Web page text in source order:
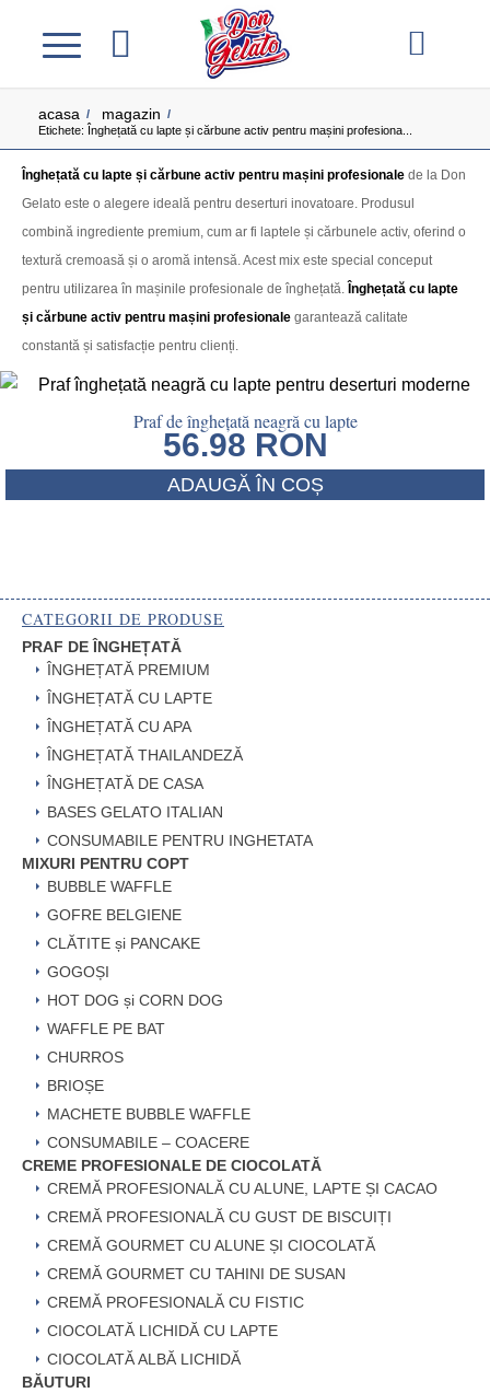
acasa / magazin /
Etichete: Înghețată cu lapte și cărbune activ pentru mașini profesiona...
Înghețată cu lapte și cărbune activ pentru mașini profesionale de la Don
Gelato este o alegere ideală pentru deserturi inovatoare. Produsul
combină ingrediente premium, cum ar fi laptele și cărbunele activ, oferind o
textură cremoasă și o aromă intensă. Acest mix este special conceput
pentru utilizarea în mașinile profesionale de înghețată. Înghețată cu lapte
și cărbune activ pentru mașini profesionale garantează calitate
constantă și satisfacție pentru clienți.
Praf de înghețată neagră cu lapte
56.98 RON
ADAUGĂ ÎN COȘ
CATEGORII DE PRODUSE
PRAF DE ÎNGHEȚATĂ
ÎNGHEȚATĂ PREMIUM
ÎNGHEȚATĂ CU LAPTE
ÎNGHEȚATĂ CU APA
ÎNGHEȚATĂ THAILANDEZĂ
ÎNGHEȚATĂ DE CASA
BASES GELATO ITALIAN
CONSUMABILE PENTRU INGHETATA
MIXURI PENTRU COPT
BUBBLE WAFFLE
GOFRE BELGIENE
CLĂTITE și PANCAKE
GOGOȘI
HOT DOG și CORN DOG
WAFFLE PE BAT
CHURROS
BRIOȘE
MACHETE BUBBLE WAFFLE
CONSUMABILE – COACERE
CREME PROFESIONALE DE CIOCOLATĂ
CREMĂ PROFESIONALĂ CU ALUNE, LAPTE ȘI CACAO
CREMĂ PROFESIONALĂ CU GUST DE BISCUIȚI
CREMĂ GOURMET CU ALUNE ȘI CIOCOLATĂ
CREMĂ GOURMET CU TAHINI DE SUSAN
CREMĂ PROFESIONALĂ CU FISTIC
CIOCOLATĂ LICHIDĂ CU LAPTE
CIOCOLATĂ ALBĂ LICHIDĂ
BĂUTURI